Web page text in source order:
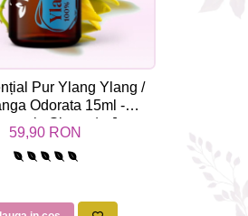
Pur Ylang Ylang /
Odorata 15ml -
Sigura | nJoy
Nature
59,90 RON